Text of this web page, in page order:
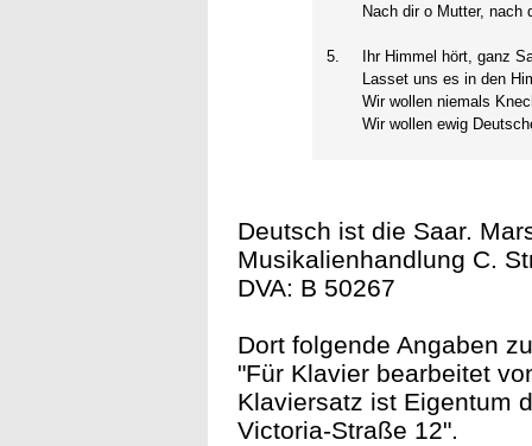
Nach dir o Mutter, nach
5.
Ihr Himmel hört, ganz
Lasset uns es in den
Wir wollen niemals
Wir wollen ewig
Deutsch ist die Saar.
Musikalienhandlung C.
DVA: B 50267
Dort folgende Angaben
"Für Klavier bearbeitet
Klaviersatz ist Eigentum
Victoria-Straße 12".